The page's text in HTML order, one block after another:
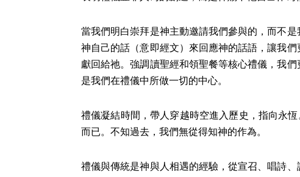
當我們明白崇拜是神主動邀請我們參與的，而不
神自己的話（意即經文）來回應神的話語，讓我
獻回給祂。強調讀聖經和領聖餐等核心禮儀，我
是我們在禮儀中所做一切的中心。
禮儀凝結時間，帶人穿越時空進入歷史，指向永
而已。不知過去，我們無從得知神的作為。
禮儀與傳統是神與人相遇的經驗，從宣召、唱詩